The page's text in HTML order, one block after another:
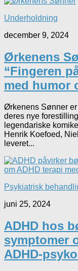
Underholdning
december 9, 2024
Ørkenens
“Fingeren
med humor
Ørkenens Sønner
deres nye
legendariske
Henrik Koefoed,
leveret...
Psykiatrisk
juni 25, 2024
ADHD hos
symptomer
ADHD-